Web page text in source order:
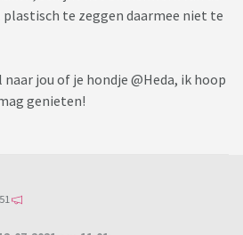
te zeggen daarmee niet te
jou of je hondje @Heda, ik hoop
genieten!